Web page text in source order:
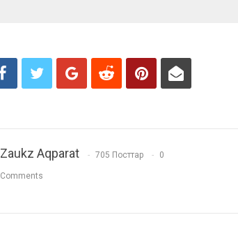
Zaukz Aqparat 705 Посттар 0
Comments